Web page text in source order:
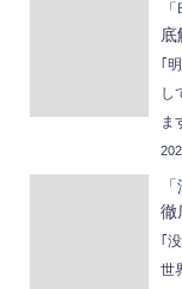
底
｢
し
ま
徹
｢
世